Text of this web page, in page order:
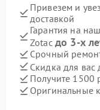
Привезем и
доставкой
Гарантия на
Zotac до 3-х
Срочный
Скидка для вас
Получите 1500
Оригинальные